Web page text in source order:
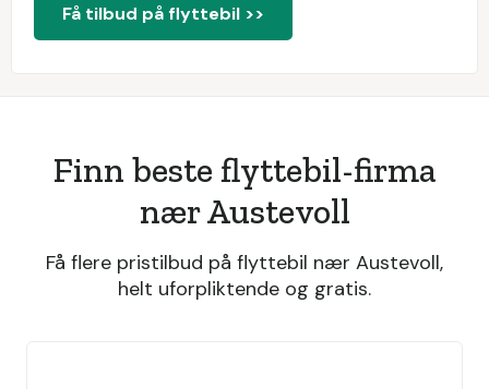
Få tilbud på flyttebil >>
Finn beste flyttebil-firma
nær Austevoll
Få flere pristilbud på flyttebil nær Austevoll,
helt uforpliktende og gratis.